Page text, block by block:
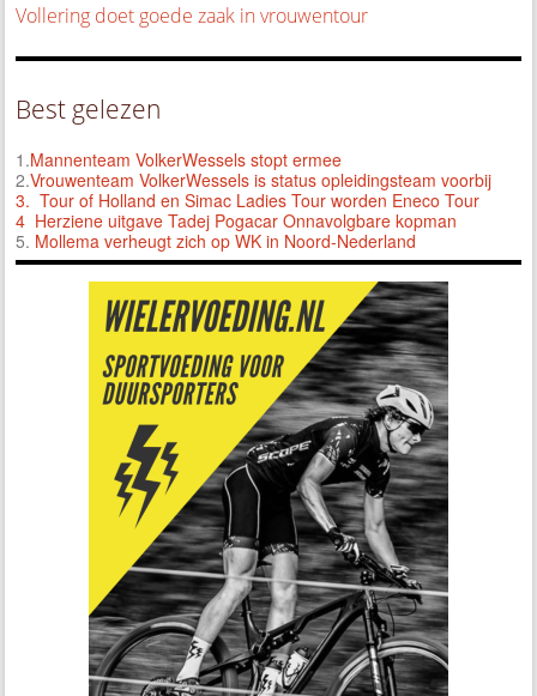
Vollering doet goede zaak in vrouwentour
Best gelezen
1.Mannenteam VolkerWessels stopt ermee
2.Vrouwenteam VolkerWessels is status opleidingsteam voorbij
3. Tour of Holland en Simac Ladies Tour worden Eneco Tour
4 Herziene uitgave Tadej Pogacar Onnavolgbare kopman
5. Mollema verheugt zich op WK in Noord-Nederland